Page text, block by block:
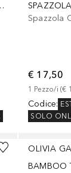
Nylon
Spazzola
€ 17,50
1 Pezzo/i (€
Codice:
SOLO
OLIVIA
BAMBOO